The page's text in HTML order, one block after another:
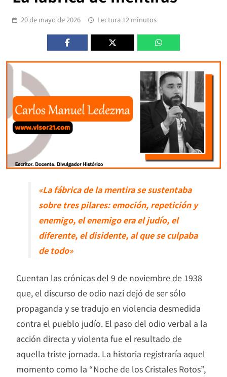
20 de mayo de 2026 Lectura 12 minutos
«La fábrica de la mentira se sustentaba
sobre tres pilares: emoción, repetición y
enemigo, el enemigo era el judío, el
diferente, el disidente, al que se culpaba
de todo»
Cuentan las crónicas del 9 de noviembre de 1938
que, el discurso de odio nazi dejó de ser sólo
propaganda y se tradujo en violencia desmedida
contra el pueblo judío. El paso del odio verbal a la
acción directa y violenta fue el resultado de
aquella triste jornada. La historia registraría aquel
momento como la “Noche de los Cristales Rotos”,